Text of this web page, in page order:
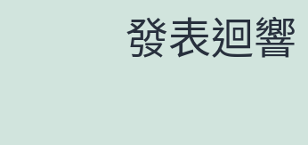
發表迴響